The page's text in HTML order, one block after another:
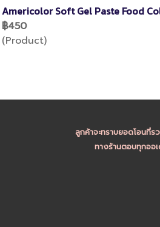
Americolor Soft Gel Paste Food
฿450
(Product)
ลูกค้าจะทราบยอดโอนที่
ทางร้านตอบทุกออ